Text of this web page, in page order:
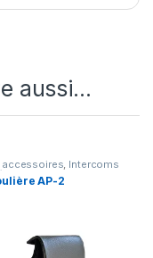
aussi…
accessoires, Intercoms
, Okayo C200
AP-2